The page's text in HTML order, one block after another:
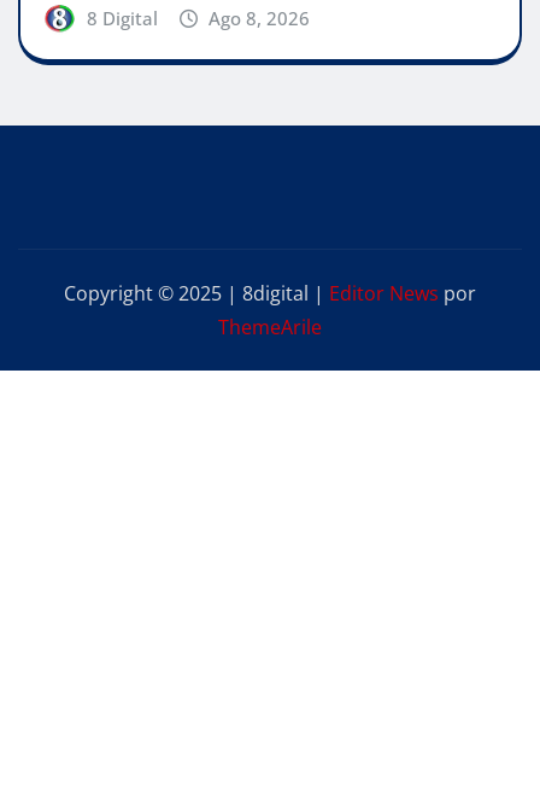
8 Digital Ago 8, 2026
Copyright © 2025 | 8digital | Editor News por
ThemeArile